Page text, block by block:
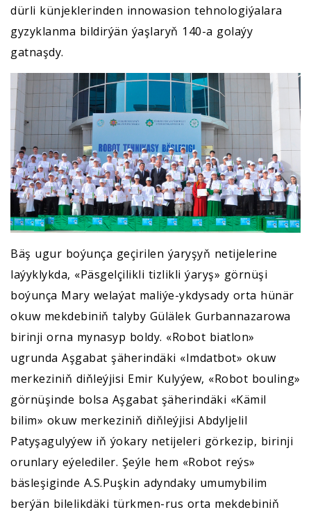
dürli künjeklerinden innowasion tehnologiýalara
gyzyklanma bildirýän ýaşlaryň 140-a golaýy
gatnaşdy.
Bäş ugur boýunça geçirilen ýaryşyň netijelerine
laýyklykda, «Päsgelçilikli tizlikli ýaryş» görnüşi
boýunça Mary welaýat maliýe-ykdysady orta hünär
okuw mekdebiniň talyby Gülälek Gurbannazarowa
birinji orna mynasyp boldy. «Robot biatlon»
ugrunda Aşgabat şäherindäki «Imdatbot» okuw
merkeziniň diňleýjisi Emir Kulyýew, «Robot bouling»
görnüşinde bolsa Aşgabat şäherindäki «Kämil
bilim» okuw merkeziniň diňleýjisi Abdyljelil
Patyşagulyýew iň ýokary netijeleri görkezip, birinji
orunlary eýelediler. Şeýle hem «Robot reýs»
bäsleşiginde A.S.Puşkin adyndaky umumybilim
berýän bilelikdäki türkmen-rus orta mekdebiniň